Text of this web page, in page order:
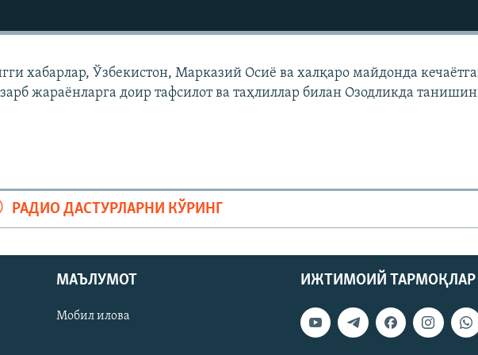
хабарлар, Ўзбекистон, Марказий Осиë ва халқаро майдонда
жараëнларга доир тафсилот ва таҳлиллар билан Озодликда
РАДИО ДАСТУРЛАРНИ КЎРИНГ
ИЖТИМОИЙ ТАРМОҚЛАР
МАЪЛУМОТ
Мобил илова